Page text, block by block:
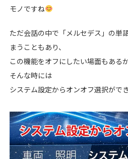
モノですね
ただ会話の中で「メルセデス」の単
まうこともあり、
この機能をオフにしたい場面もある
そんな時には
システム設定からオンオフ選択がで